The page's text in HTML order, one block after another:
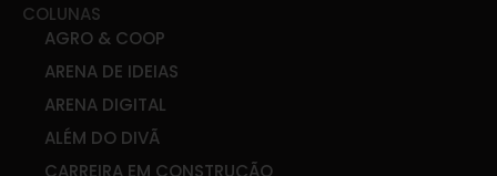
COLUNAS
AGRO & COOP
ARENA DE IDEIAS
ARENA DIGITAL
ALÉM DO DIVÃ
CARREIRA EM CONSTRUÇÃO